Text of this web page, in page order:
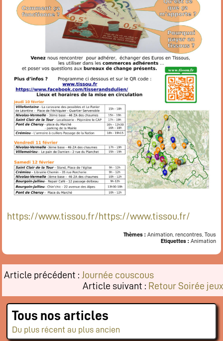
https://www.tissou.fr/https://www.tissou.fr/
Thèmes : Animation, rencontres, Tous
Etiquettes : Animation
Article précédent : Journée couscous
Article suivant : Retour Soirée jeux
Tous nos articles
Du plus récent au plus ancien